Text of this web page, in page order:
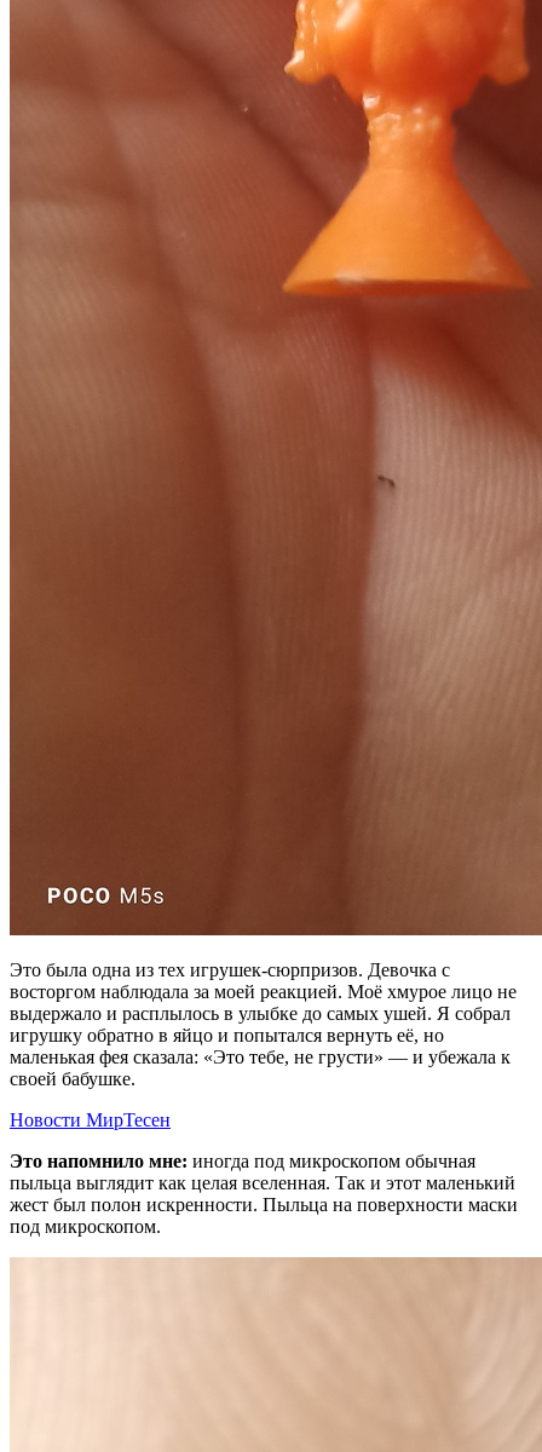
Это была одна из тех игрушек-сюрпризов. Девочка с
восторгом наблюдала за моей реакцией. Моё хмурое лицо не
выдержало и расплылось в улыбке до самых ушей. Я собрал
игрушку обратно в яйцо и попытался вернуть её, но
маленькая фея сказала: «Это тебе, не грусти» — и убежала к
своей бабушке.
Новости МирТесен
Это напомнило мне: иногда под микроскопом обычная
пыльца выглядит как целая вселенная. Так и этот маленький
жест был полон искренности. Пыльца на поверхности маски
под микроскопом.